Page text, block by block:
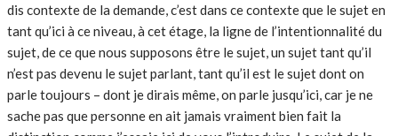
dis contexte de la demande, c’est dans ce contexte que le sujet en
tant qu’ici à ce niveau, à cet étage, la ligne de l’intentionnalité du
sujet, de ce que nous supposons être le sujet, un sujet tant qu’il
n’est pas devenu le sujet parlant, tant qu’il est le sujet dont on
parle toujours – dont je dirais même, on parle jusqu’ici, car je ne
sache pas que personne en ait jamais vraiment bien fait la